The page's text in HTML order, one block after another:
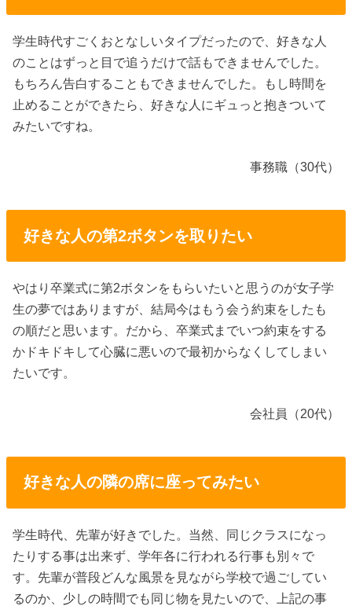
学生時代すごくおとなしいタイプだったので、好きな人
のことはずっと目で追うだけで話もできませんでした。
もちろん告白することもできませんでした。もし時間を
止めることができたら、好きな人にギュっと抱きついて
みたいですね。
事務職（30代）
好きな人の第2ボタンを取りたい
やはり卒業式に第2ボタンをもらいたいと思うのが女子学
生の夢ではありますが、結局今はもう会う約束をしたも
の順だと思います。だから、卒業式までいつ約束をする
かドキドキして心臓に悪いので最初からなくしてしまい
たいです。
会社員（20代）
好きな人の隣の席に座ってみたい
学生時代、先輩が好きでした。当然、同じクラスになっ
たりする事は出来ず、学年各に行われる行事も別々で
す。先輩が普段どんな風景を見ながら学校で過ごしてい
るのか、少しの時間でも同じ物を見たいので、上記の事